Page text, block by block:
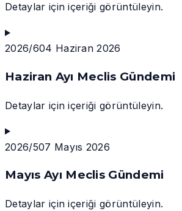
Detaylar için içeriği görüntüleyin.
2026/604 Haziran 2026
Haziran Ayı Meclis Gündemi
Detaylar için içeriği görüntüleyin.
2026/507 Mayıs 2026
Mayıs Ayı Meclis Gündemi
Detaylar için içeriği görüntüleyin.